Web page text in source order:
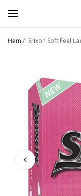
Hem / Srixon Soft Feel